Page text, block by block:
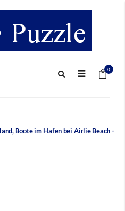
0
Boote im Hafen bei Airlie Beach -